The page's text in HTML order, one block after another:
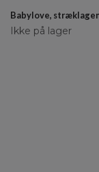
Babylove,
Ikke på lager